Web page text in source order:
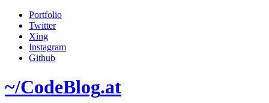
Portfolio
Twitter
Xing
Instagram
Github
~/CodeBlog.at